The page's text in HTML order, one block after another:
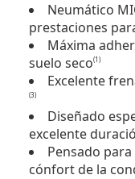
Neumático
prestaciones
Máxima
suelo seco(1)
Excelente
(3)
Diseñado
excelente
Pensado
cónfort de la